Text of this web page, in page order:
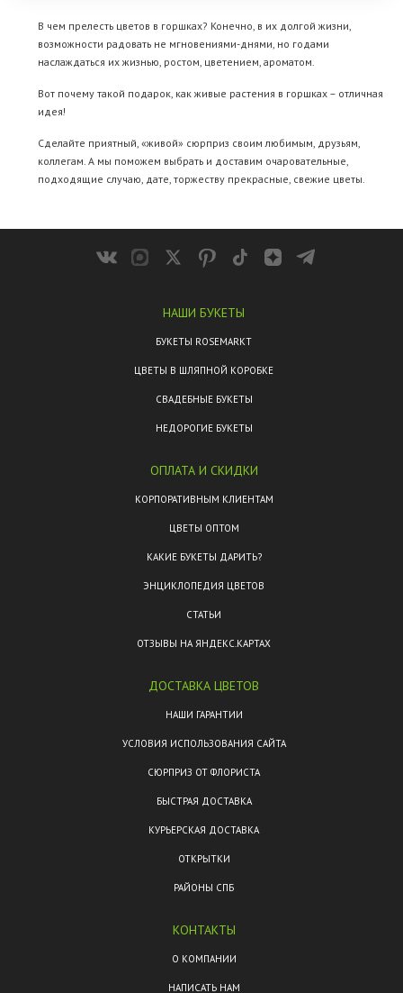
В чем прелесть цветов в горшках? Конечно, в их долгой жизни,
возможности радовать не мгновениями-днями, но годами
наслаждаться их жизнью, ростом, цветением, ароматом.
Вот почему такой подарок, как живые растения в горшках – отличная
идея!
Сделайте приятный, «живой» сюрприз своим любимым, друзьям,
коллегам. А мы поможем выбрать и доставим очаровательные,
подходящие случаю, дате, торжеству прекрасные, свежие цветы.
НАШИ БУКЕТЫ
БУКЕТЫ ROSEMARKT
ЦВЕТЫ В ШЛЯПНОЙ КОРОБКЕ
СВАДЕБНЫЕ БУКЕТЫ
НЕДОРОГИЕ БУКЕТЫ
ОПЛАТА И СКИДКИ
КОРПОРАТИВНЫМ КЛИЕНТАМ
ЦВЕТЫ ОПТОМ
КАКИЕ БУКЕТЫ ДАРИТЬ?
ЭНЦИКЛОПЕДИЯ ЦВЕТОВ
СТАТЬИ
ОТЗЫВЫ НА ЯНДЕКС.КАРТАХ
ДОСТАВКА ЦВЕТОВ
НАШИ ГАРАНТИИ
УСЛОВИЯ ИСПОЛЬЗОВАНИЯ САЙТА
СЮРПРИЗ ОТ ФЛОРИСТА
БЫСТРАЯ ДОСТАВКА
КУРЬЕРСКАЯ ДОСТАВКА
ОТКРЫТКИ
РАЙОНЫ СПБ
КОНТАКТЫ
О КОМПАНИИ
НАПИСАТЬ НАМ